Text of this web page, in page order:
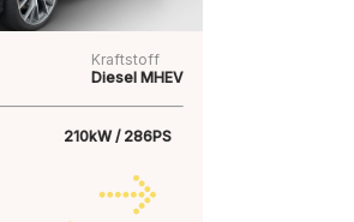
Kraftstoff
Diesel MHEV
210kW / 286PS